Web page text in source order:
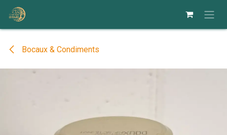
Se rendre au contenu
Bocaux & Condiments